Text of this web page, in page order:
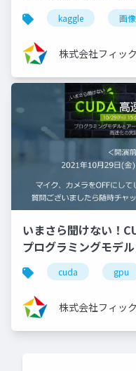
kaggle 画
株式会社フィッ
いまさら聞けない！
プログラミングモデ
の解説、高速化の実践
（2021/10/29）
cuda gpu
株式会社フィッ